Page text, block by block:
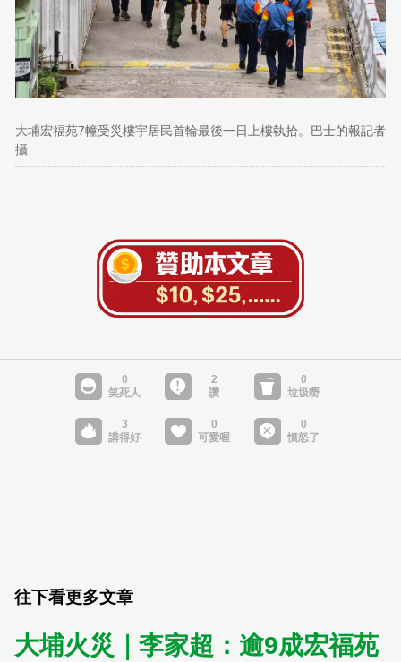
大埔宏福苑7幢受災樓宇居民首輪最後一日上樓執拾。巴士的報記者
攝
往下看更多文章
大埔火災｜李家超：逾9成宏福苑